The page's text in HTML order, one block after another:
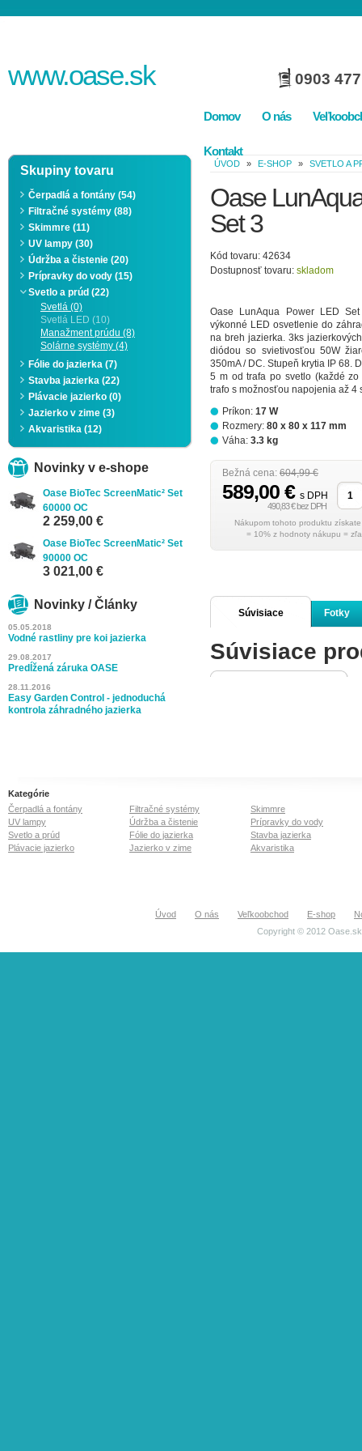
www.oase.sk 0903
Domov O nás
Kontakt
Skupiny tovaru
Čerpadlá a fontány (54)
Filtračné systémy (88)
Skimmre (11)
UV lampy (30)
Údržba a čistenie (20)
Prípravky do vody (15)
Svetlo a prúd (22)
Svetlá (0)
Svetlá LED (10)
Manažment prúdu (8)
Solárne systémy (4)
Fólie do jazierka (7)
Stavba jazierka (22)
Plávacie jazierko (0)
Jazierko v zime (3)
Akvaristika (12)
Novinky v e-shope
Oase BioTec ScreenMatic² Set
60000 OC
2 259,00 €
Oase BioTec ScreenMatic² Set
90000 OC
3 021,00 €
Novinky / Články
05.05.2018
Vodné rastliny pre koi jazierka
29.08.2017
Predĺžená záruka OASE
28.11.2016
Easy Garden Control - jednoduchá
kontrola záhradného jazierka
ÚVOD » E-SHOP » SVETLO A
Oase
Set 3
Kód tovaru: 42634
Dostupnosť tovaru: skladom
Oase LunAqua Power LED
výkonné LED osvetlenie do
na breh jazierka. 3ks
diódou so svietivosťou 50W
350mA / DC. Stupeň krytia IP 68.
5 m od trafa po svetlo (každé
trafo s možnosťou napojenia až 4
Príkon: 17 W
Rozmery: 80 x 80 x 117 mm
Váha: 3.3 kg
Bežná cena: 604,99 €
589,00 € s DPH
490,83 € bez DPH
= 10% z hodnoty nákupu =
Súvisiace
produkty
Fotky
Súvisiace
Kategórie
Čerpadlá a fontány
Filtračné systémy
Skimmre
UV lampy
Údržba a čistenie
Prípravky do vody
Svetlo a prúd
Fólie do jazierka
Stavba jazierka
Plávacie jazierko
Jazierko v zime Akvaristika
Úvod O nás Veľkoobchod E-shop
Copyright © 2012